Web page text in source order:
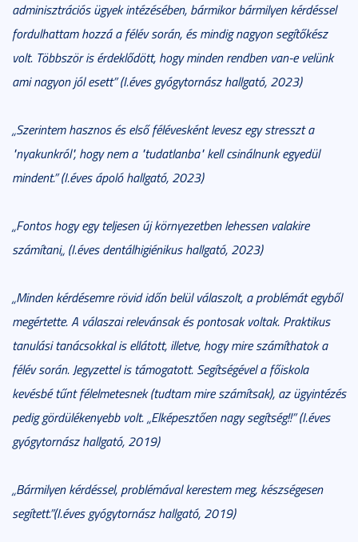
adminisztrációs ügyek intézésében, bármikor bármilyen kérdéssel
fordulhattam hozzá a félév során, és mindig nagyon segítőkész
volt. Többször is érdeklődött, hogy minden rendben van-e velünk
ami nagyon jól esett” (I.éves gyógytornász hallgató, 2023)
„Szerintem hasznos és első félévesként levesz egy stresszt a
"nyakunkról", hogy nem a "tudatlanba" kell csinálnunk egyedül
mindent.” (I.éves ápoló hallgató, 2023)
„Fontos hogy egy teljesen új környezetben lehessen valakire
számítani„ (I.éves dentálhigiénikus hallgató, 2023)
„Minden kérdésemre rövid időn belül válaszolt, a problémát egyből
megértette. A válaszai relevánsak és pontosak voltak. Praktikus
tanulási tanácsokkal is ellátott, illetve, hogy mire számíthatok a
félév során. Jegyzettel is támogatott. Segítségével a főiskola
kevésbé tűnt félelmetesnek (tudtam mire számítsak), az ügyintézés
pedig gördülékenyebb volt. „Elképesztően nagy segítség!!” (I.éves
gyógytornász hallgató, 2019)
„Bármilyen kérdéssel, problémával kerestem meg, készségesen
segített.”(I.éves gyógytornász hallgató, 2019)